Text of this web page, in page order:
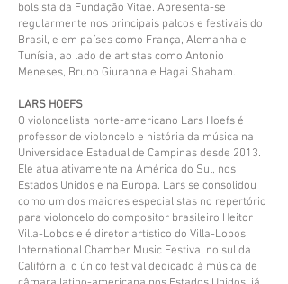
bolsista da Fundação Vitae. Apresenta-se
regularmente nos principais palcos e festivais do
Brasil, e em países como França, Alemanha e
Tunísia, ao lado de artistas como Antonio
Meneses, Bruno Giuranna e Hagai Shaham.
LARS HOEFS
O violoncelista norte-americano Lars Hoefs é
professor de violoncelo e história da música na
Universidade Estadual de Campinas desde 2013.
Ele atua ativamente na América do Sul, nos
Estados Unidos e na Europa. Lars se consolidou
como um dos maiores especialistas no repertório
para violoncelo do compositor brasileiro Heitor
Villa-Lobos e é diretor artístico do Villa-Lobos
International Chamber Music Festival no sul da
Califórnia, o único festival dedicado à música de